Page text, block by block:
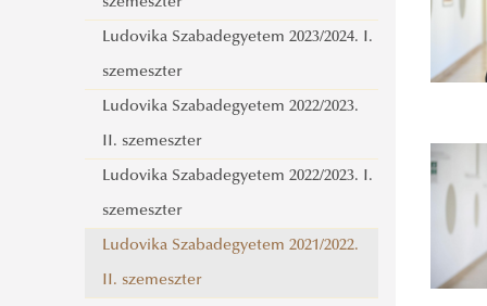
Ludovika Szabadegyetem 2023/2024. I.
szemeszter
Ludovika Szabadegyetem 2022/2023.
II. szemeszter
Ludovika Szabadegyetem 2022/2023. I.
szemeszter
Ludovika Szabadegyetem 2021/2022.
II. szemeszter